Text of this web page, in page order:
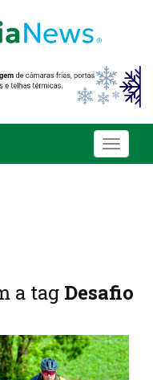
Toggle
a tag Desafio